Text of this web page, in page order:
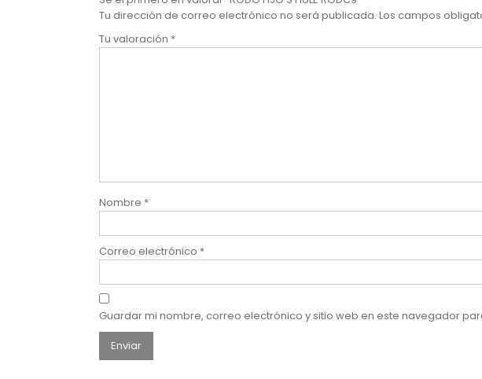
Tu dirección de correo electrónico no será publicada. Los campos
Tu valoración *
Nombre *
Correo electrónico *
Guardar mi nombre, correo electrónico y sitio web en este navegador